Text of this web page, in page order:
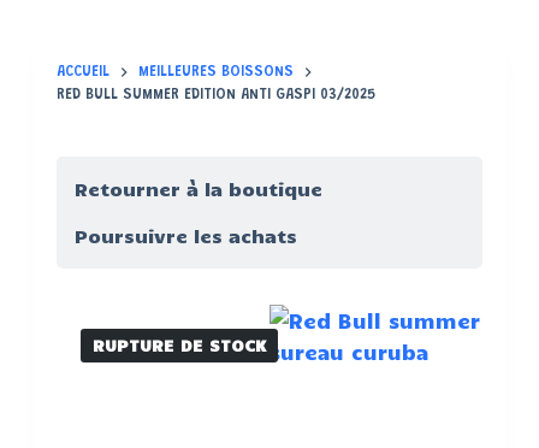
ACCUEIL
MEILLEURES BOISSONS
RED BULL SUMMER EDITION ANTI GASPI 03/2025
Poursuivre les achats
Retourner à la boutique
RUPTURE DE STOCK